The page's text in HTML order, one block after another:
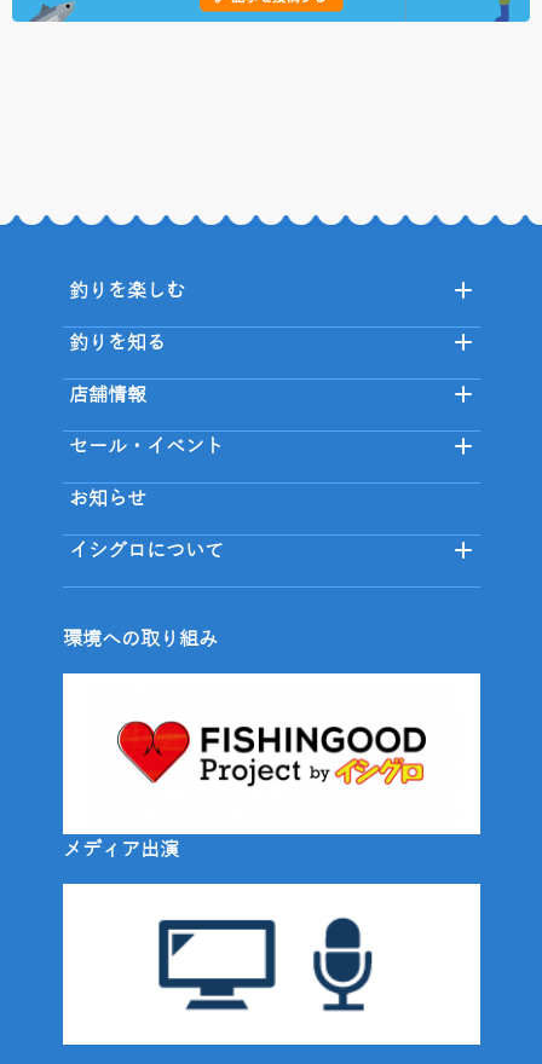
釣りを楽しむ
釣りを知る
店舗情報
セール・イベント
お知らせ
イシグロについて
環境への取り組み
メディア出演